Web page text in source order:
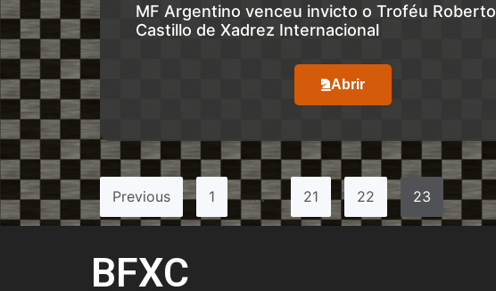
MF Argentino venceu invicto o Troféu Roberto
Castillo de Xadrez Internacional
Abrir
Previous 1 … 21 22 23
BFXC